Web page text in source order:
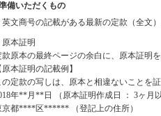
備いただくもの
英文商号の記載がある最新の定款（全文
原本証明
款原本の最終ページの余白に、原本証明を
原本証明の記載例】
の定款の写しは、原本と相違ないことを証
年**月**日 （原本証明作成日 ： 3ヶ月以
京都****区****** （登記上の住所）